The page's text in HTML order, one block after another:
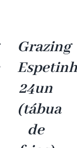
Grazing
24un
(tábua
de